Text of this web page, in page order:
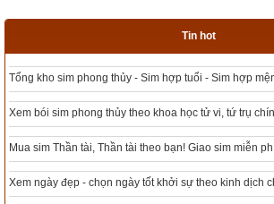
xấu? Ý nghĩa Mão Nhật Kê
Luận bàn ngày có Sao Vị
xấu? Ý nghĩa Vị Thổ Trĩ
Bật mí ngày có Sao Lâu là
nghĩa Lâu Kim Cẩu
cho cưới hỏi, giao dịch, khai
Ngày có sao xấu Thiên Tặc
hành, khai trương
Ngày có sao Thổ phù (Thổ
Tin hot
Tổng kho sim phong thủy - Sim hợp tuổi - Sim hợp
Xem bói sim phong thủy theo khoa học tử vi, tứ trụ
Mua sim Thần tài, Thần tài theo bạn! Giao sim miễn
Xem ngày đẹp - chọn ngày tốt khởi sự theo kinh dịch